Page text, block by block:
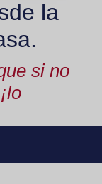
la
si no